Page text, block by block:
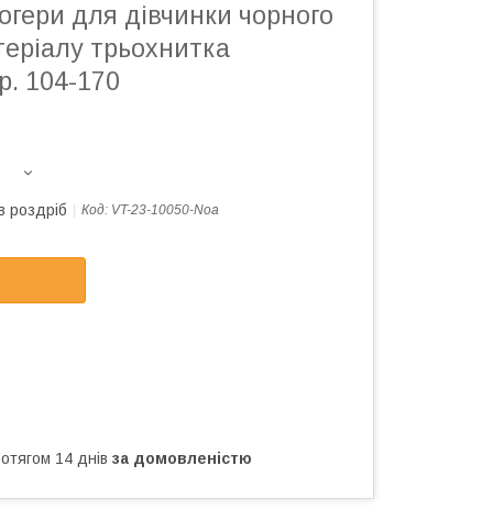
для дівчинки чорного
трьохнитка
104-170
роздріб Код: VT-23-10050-Noa
14 днів за домовленістю